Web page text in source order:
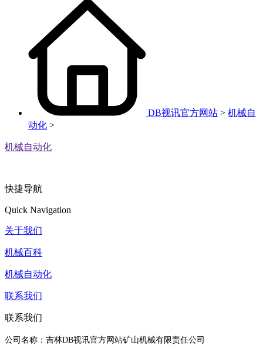
DB视讯官方网站 > 机械自
动化 >
机械自动化
快捷导航
Quick Navigation
关于我们
机械百科
机械自动化
联系我们
联系我们
公司名称：吉林DB视讯官方网站矿山机械有限责任公司